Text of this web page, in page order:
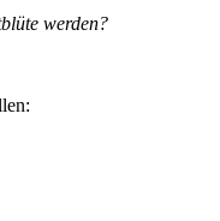
werden?